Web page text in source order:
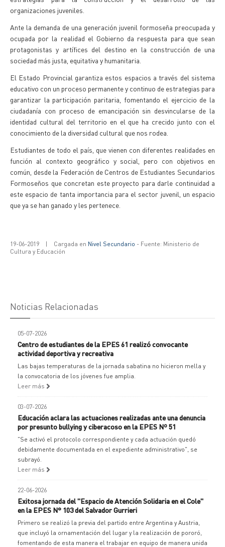
organizaciones juveniles.
Ante la demanda de una generación juvenil formoseña preocupada y
ocupada por la realidad el Gobierno da respuesta para que sean
protagonistas y artífices del destino en la construcción de una
sociedad más justa, equitativa y humanitaria.
El Estado Provincial garantiza estos espacios a través del sistema
educativo con un proceso permanente y continuo de estrategias para
garantizar la participación paritaria, fomentando el ejercicio de la
ciudadanía con proceso de emancipación sin desvincularse de la
identidad cultural del territorio en el que ha crecido junto con el
conocimiento de la diversidad cultural que nos rodea.
Estudiantes de todo el país, que vienen con diferentes realidades en
función al contexto geográfico y social, pero con objetivos en
común, desde la Federación de Centros de Estudiantes Secundarios
Formoseños que concretan este proyecto para darle continuidad a
este espacio de tanta importancia para el sector juvenil, un espacio
que ya se han ganado y les pertenece.
19-06-2019 | Cargada en Nivel Secundario - Fuente: Ministerio de
Cultura y Educación
Noticias Relacionadas
05-07-2026
Centro de estudiantes de la EPES 61 realizó convocante
actividad deportiva y recreativa
Las bajas temperaturas de la jornada sabatina no hicieron mella y
la convocatoria de los jóvenes fue amplia.
Leer más
03-07-2026
Educación aclara las actuaciones realizadas ante una denuncia
por presunto bullying y ciberacoso en la EPES Nº 51
"Se activó el protocolo correspondiente y cada actuación quedó
debidamente documentada en el expediente administrativo", se
subrayó.
Leer más
22-06-2026
Exitosa jornada del "Espacio de Atención Solidaria en el Cole"
en la EPES N° 103 del Salvador Gurrieri
Primero se realizó la previa del partido entre Argentina y Austria,
que incluyó la ornamentación del lugar y la realización de pororó,
fomentando de esta manera el trabajar en equipo de manera unida